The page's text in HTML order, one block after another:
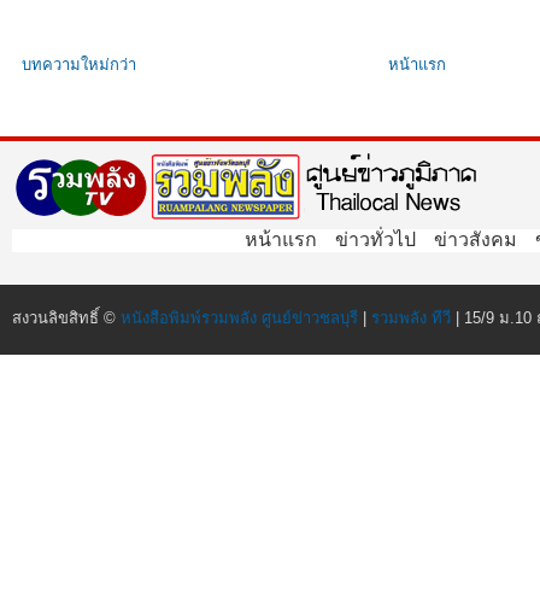
บทความใหม่กว่า หน้าแรก
หน้าแรก ข่าวทั่วไป ข่าวสังคม
สงวนลิขสิทธิ์ © หนังสือพิมพ์รวมพลัง ศูนย์ข่าวชลบุรี | รวมพลัง ทีวี | 15/9 ม.10